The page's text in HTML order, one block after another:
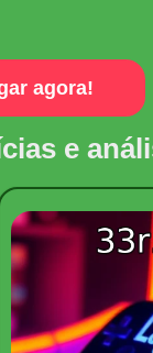
agora!
e